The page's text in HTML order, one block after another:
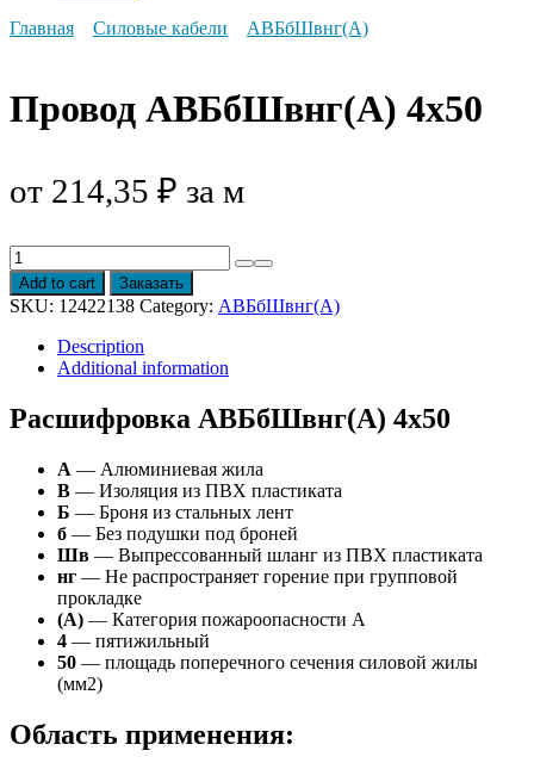
Главная
Силовые кабели АВБбШвнг(А)
Провод АВБбШвнг(А) 4х50
от 214,35 ₽ за м
Провод
АВБбШвнг(А)
4х50
quantity
Add to cart Заказать
SKU: 12422138 Category: АВБбШвнг(А)
Description
Additional information
Расшифровка АВБбШвнг(А) 4х50
А — Алюминиевая жила
В — Изоляция из ПВХ пластиката
Б — Броня из стальных лент
б — Без подушки под броней
Шв — Выпрессованный шланг из ПВХ пластиката
нг — Не распространяет горение при групповой
прокладке
(А) — Категория пожароопасности A
4 — пятижильный
50 — площадь поперечного сечения силовой жилы
(мм2)
Область применения: